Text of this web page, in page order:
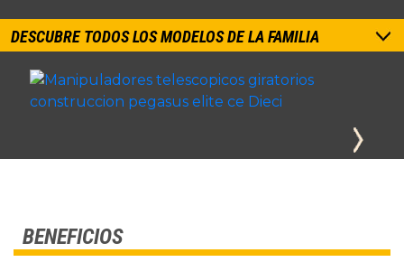
DESCUBRE TODOS LOS MODELOS DE LA FAMILIA
BENEFICIOS